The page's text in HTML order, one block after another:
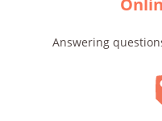
Answering